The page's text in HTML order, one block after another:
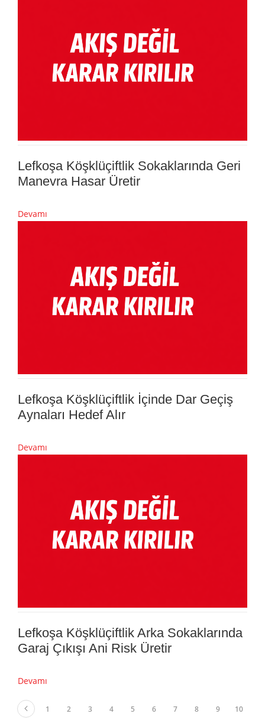
Lefkoşa Köşklüçiftlik Sokaklarında Geri
Manevra Hasar Üretir
Devamı
Lefkoşa Köşklüçiftlik İçinde Dar Geçiş
Aynaları Hedef Alır
Devamı
Lefkoşa Köşklüçiftlik Arka Sokaklarında
Garaj Çıkışı Ani Risk Üretir
Devamı
1 2 3 4 5 6 7 8 9 10